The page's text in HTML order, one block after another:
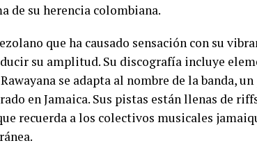
de su herencia colombiana.
que ha causado sensación con su
su amplitud. Su discografía incluye
se adapta al nombre de la banda,
en Jamaica. Sus pistas están llenas de
recuerda a los colectivos musicales